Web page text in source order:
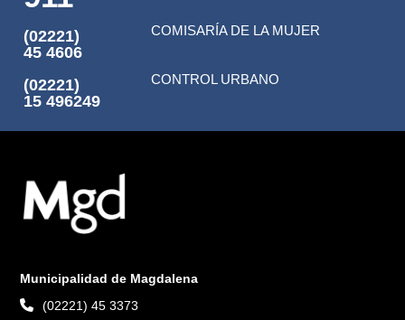
(02221)
45 4606
COMISARÍA DE LA MUJER
(02221)
15 496249
CONTROL URBANO
Municipalidad de Magdalena
(02221) 45 3373